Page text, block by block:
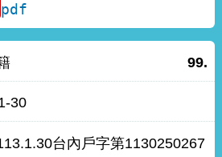
pdf
99.
30
台內戶字第1130250267